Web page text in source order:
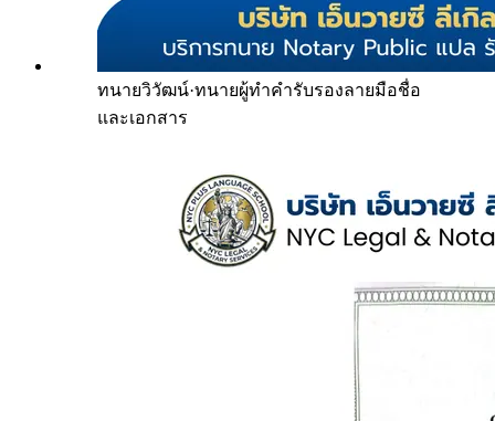
ทนายวิวัฒน์·ทนายผู้ทำคำรับรองลายมือชื่อ
และเอกสาร